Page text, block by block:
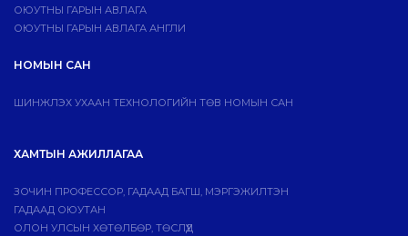
ОЮУТНЫ ГАРЫН АВЛАГА
ОЮУТНЫ ГАРЫН АВЛАГА АНГЛИ
НОМЫН САН
ШИНЖЛЭХ УХААН ТЕХНОЛОГИЙН ТӨВ НОМЫН САН
ХАМТЫН АЖИЛЛАГАА
ЗОЧИН ПРОФЕССОР, ГАДААД БАГШ, МЭРГЭЖИЛТЭН
ГАДААД ОЮУТАН
ОЛОН УЛСЫН ХӨТӨЛБӨР, ТӨСЛҮҮД